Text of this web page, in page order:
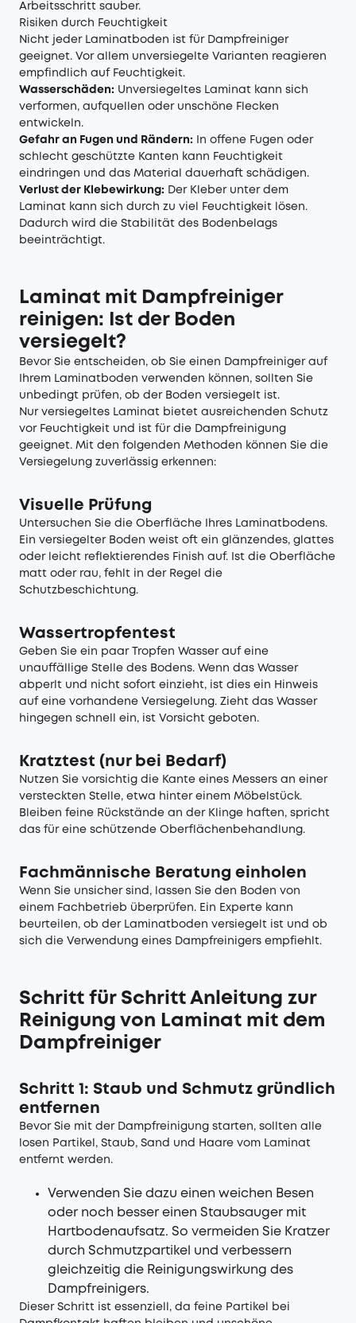
Arbeitsschritt sauber.
Risiken durch Feuchtigkeit
Nicht jeder Laminatboden ist für Dampfreiniger
geeignet. Vor allem unversiegelte Varianten reagieren
empfindlich auf Feuchtigkeit.
Wasserschäden: Unversiegeltes Laminat kann sich
verformen, aufquellen oder unschöne Flecken
entwickeln.
Gefahr an Fugen und Rändern: In offene Fugen oder
schlecht geschützte Kanten kann Feuchtigkeit
eindringen und das Material dauerhaft schädigen.
Verlust der Klebewirkung: Der Kleber unter dem
Laminat kann sich durch zu viel Feuchtigkeit lösen.
Dadurch wird die Stabilität des Bodenbelags
beeinträchtigt.
Laminat mit Dampfreiniger
reinigen: Ist der Boden
versiegelt?
Bevor Sie entscheiden, ob Sie einen Dampfreiniger auf
Ihrem Laminatboden verwenden können, sollten Sie
unbedingt prüfen, ob der Boden versiegelt ist.
Nur versiegeltes Laminat bietet ausreichenden Schutz
vor Feuchtigkeit und ist für die Dampfreinigung
geeignet. Mit den folgenden Methoden können Sie die
Versiegelung zuverlässig erkennen:
Visuelle Prüfung
Untersuchen Sie die Oberfläche Ihres Laminatbodens.
Ein versiegelter Boden weist oft ein glänzendes, glattes
oder leicht reflektierendes Finish auf. Ist die Oberfläche
matt oder rau, fehlt in der Regel die
Schutzbeschichtung.
Wassertropfentest
Geben Sie ein paar Tropfen Wasser auf eine
unauffällige Stelle des Bodens. Wenn das Wasser
abperlt und nicht sofort einzieht, ist dies ein Hinweis
auf eine vorhandene Versiegelung. Zieht das Wasser
hingegen schnell ein, ist Vorsicht geboten.
Kratztest (nur bei Bedarf)
Nutzen Sie vorsichtig die Kante eines Messers an einer
versteckten Stelle, etwa hinter einem Möbelstück.
Bleiben feine Rückstände an der Klinge haften, spricht
das für eine schützende Oberflächenbehandlung.
Fachmännische Beratung einholen
Wenn Sie unsicher sind, lassen Sie den Boden von
einem Fachbetrieb überprüfen. Ein Experte kann
beurteilen, ob der Laminatboden versiegelt ist und ob
sich die Verwendung eines Dampfreinigers empfiehlt.
Schritt für Schritt Anleitung zur
Reinigung von Laminat mit dem
Dampfreiniger
Schritt 1: Staub und Schmutz gründlich
entfernen
Bevor Sie mit der Dampfreinigung starten, sollten alle
losen Partikel, Staub, Sand und Haare vom Laminat
entfernt werden.
Verwenden Sie dazu einen weichen Besen
oder noch besser einen Staubsauger mit
Hartbodenaufsatz. So vermeiden Sie Kratzer
durch Schmutzpartikel und verbessern
gleichzeitig die Reinigungswirkung des
Dampfreinigers.
Dieser Schritt ist essenziell, da feine Partikel bei